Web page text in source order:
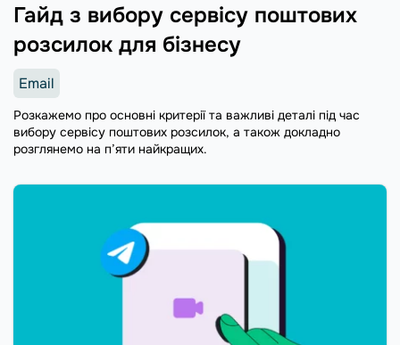
Гайд з вибору сервісу поштових
розсилок для бізнесу
Email
Розкажемо про основні критерії та важливі деталі під час
вибору сервісу поштових розсилок, а також докладно
розглянемо на п’яти найкращих.